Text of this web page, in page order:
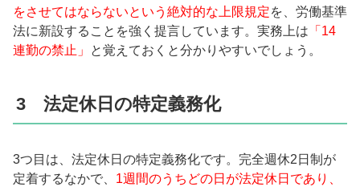
をさせてはならないという絶対的な上限規定を、労働基準
法に新設することを強く提言しています。実務上は 「14
連勤の禁止」
と覚えておくと分かりやすいでしょう。
3 法定休日の特定義務化
3つ目は、法定休日の特定義務化です。完全週休2日制が
定着するなかで、 1週間のうちどの日が法定休日であり、